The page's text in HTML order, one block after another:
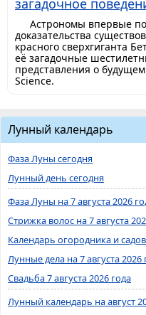
Астрономы впервые
доказательства
красного сверхгиганта
её загадочные
представления о
Science.
Лунный календарь
Фаза Луны сегодня
Лунный день сегодня
Фаза Луны на 7 августа 2026
Стрижка волос на 7 августа
Календарь огородника и
Лунные дела на 7 августа 2026
Свадьба 7 августа 2026 года
Лунный календарь на август